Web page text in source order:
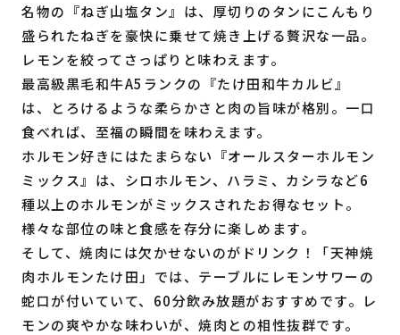
名物の『ねぎ山塩タン』は、厚切りのタンにこんもり
盛られたねぎを豪快に乗せて焼き上げる贅沢な一品。
レモンを絞ってさっぱりと味わえます。
最高級黒毛和牛A5ランクの『たけ田和牛カルビ』
は、とろけるような柔らかさと肉の旨味が格別。一口
食べれば、至福の瞬間を味わえます。
ホルモン好きにはたまらない『オールスターホルモン
ミックス』は、シロホルモン、ハラミ、カシラなど6
種以上のホルモンがミックスされたお得なセット。
様々な部位の味と食感を存分に楽しめます。
そして、焼肉には欠かせないのがドリンク！「天神焼
肉ホルモンたけ田」では、テーブルにレモンサワーの
蛇口が付いていて、60分飲み放題がおすすめです。レ
モンの爽やかな味わいが、焼肉との相性抜群です。